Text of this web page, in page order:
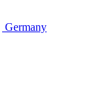
Germany